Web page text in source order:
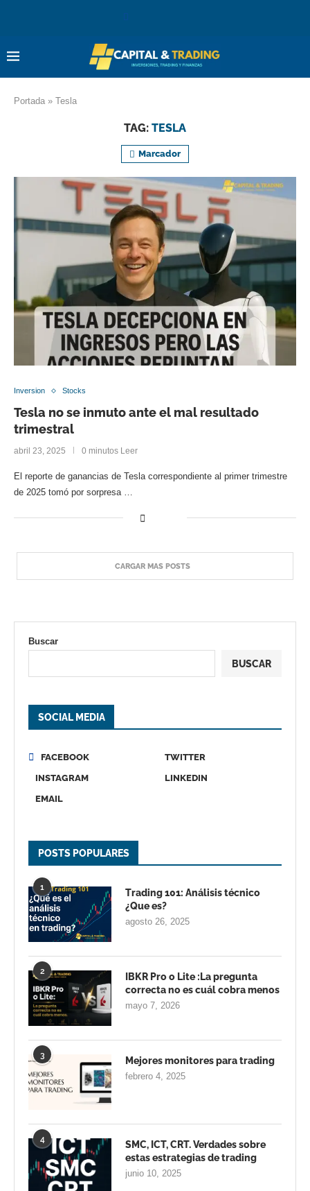
Portada » Tesla
TAG: TESLA
Marcador
Inversion Stocks
Tesla no se inmuto ante el mal resultado
trimestral
abril 23, 2025 0 minutos Leer
El reporte de ganancias de Tesla correspondiente al primer trimestre
de 2025 tomó por sorpresa …
CARGAR MAS POSTS
Buscar
BUSCAR
SOCIAL MEDIA
FACEBOOK
TWITTER
INSTAGRAM
LINKEDIN
EMAIL
POSTS POPULARES
1
Trading 101: Análisis técnico
¿Que es?
agosto 26, 2025
2
IBKR Pro o Lite :La pregunta
correcta no es cuál cobra menos
mayo 7, 2026
3
Mejores monitores para trading
febrero 4, 2025
4
SMC, ICT, CRT. Verdades sobre
estas estrategias de trading
junio 10, 2025